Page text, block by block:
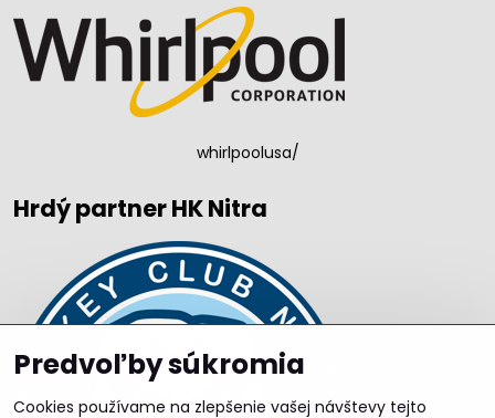
whirlpoolusa/
Hrdý partner HK Nitra
Predvoľby súkromia
Cookies používame na zlepšenie vašej návštevy tejto